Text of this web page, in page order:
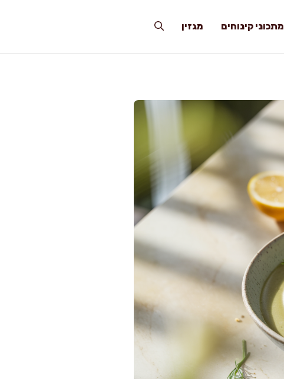
מתכוני קינוחים מגזין